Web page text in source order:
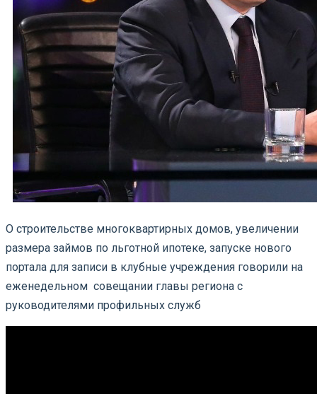
О строительстве многоквартирных домов, увеличении
размера займов по льготной ипотеке, запуске нового
портала для записи в клубные учреждения говорили на
еженедельном совещании главы региона с
руководителями профильных служб